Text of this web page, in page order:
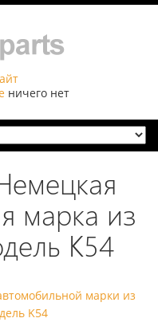
ничего нет
марка из
K54
марки из
K54